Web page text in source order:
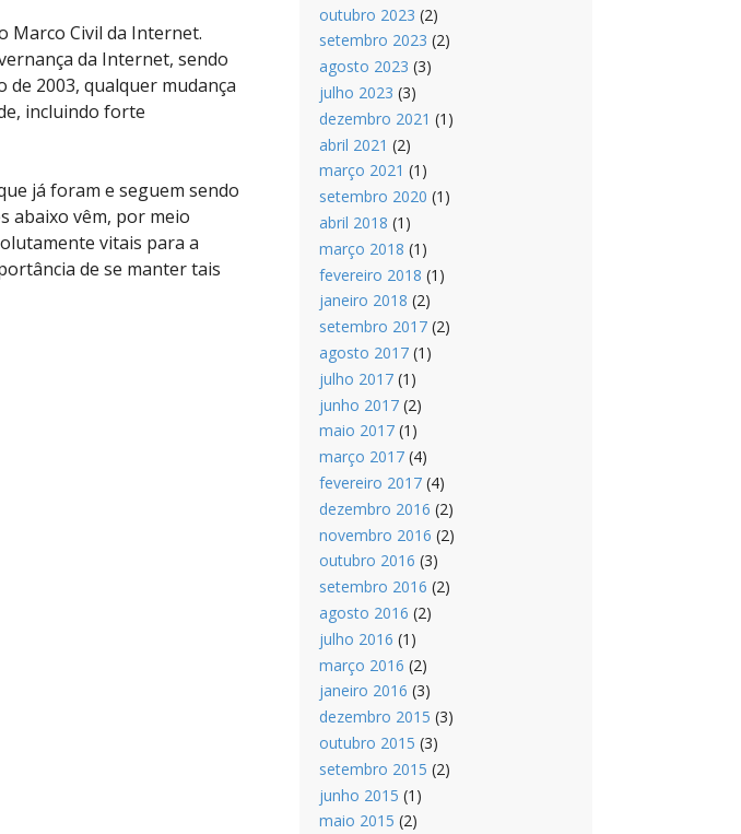
Marco Civil da Internet.
da Internet, sendo
de 2003, qualquer mudança
incluindo forte
já foram e seguem sendo
abaixo vêm, por meio
vitais para a
de se manter tais
outubro 2023 (2)
setembro 2023 (2)
agosto 2023 (3)
julho 2023 (3)
dezembro 2021 (1)
abril 2021 (2)
março 2021 (1)
setembro 2020 (1)
abril 2018 (1)
março 2018 (1)
fevereiro 2018 (1)
janeiro 2018 (2)
setembro 2017(2)
agosto 2017(1)
julho 2017(1)
junho 2017(2)
maio 2017(1)
março 2017(4)
fevereiro 2017(4)
dezembro 2016 (2)
novembro 2016 (2)
outubro 2016 (3)
setembro 2016 (2)
agosto 2016 (2)
julho 2016 (1)
março 2016 (2)
janeiro 2016 (3)
dezembro 2015 (3)
outubro 2015 (3)
setembro 2015 (2)
junho 2015 (1)
maio 2015 (2)